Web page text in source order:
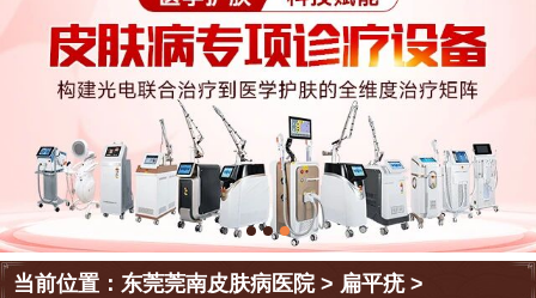
当前位置：东莞莞南皮肤病医院> 扁平疣>